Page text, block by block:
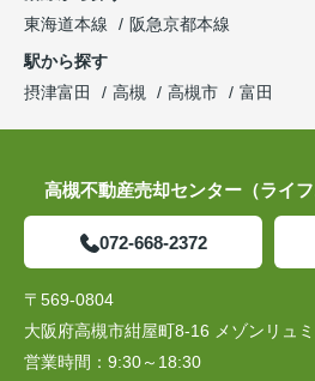
東海道本線
阪急京都本線
駅から探す
摂津富田
高槻 高槻市 富田
高槻不動産売却センター（ライフ
072-668-2372
〒569-0804
大阪府高槻市紺屋町8-16 メゾンリュ
営業時間： 9:30～18:30